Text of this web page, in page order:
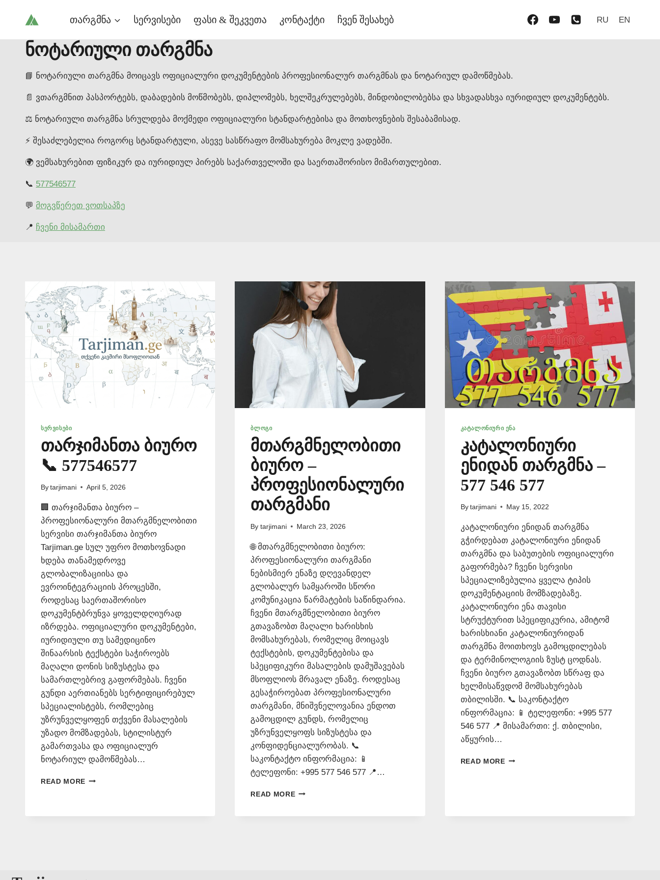
თარგმნა სერვისები ფასი & შეკვეთა კონტაქტი ჩვენ შესახებ RU EN
ნოტარიული თარგმნა
📘 ნოტარიული თარგმნა მოიცავს ოფიციალური დოკუმენტების პროფესიონალურ თარგმნას და ნოტარიულ დამოწმებას.
📄 ვთარგმნით პასპორტებს, დაბადების მოწმობებს, დიპლომებს, ხელშეკრულებებს, მინდობილობებსა და სხვადასხვა იურიდიულ დოკუმენტებს.
⚖️ ნოტარიული თარგმნა სრულდება მოქმედი ოფიციალური სტანდარტებისა და მოთხოვნების შესაბამისად.
⚡ შესაძლებელია როგორც სტანდარტული, ასევე სასწრაფო მომსახურება მოკლე ვადებში.
🌍 ვემსახურებით ფიზიკურ და იურიდიულ პირებს საქართველოში და საერთაშორისო მიმართულებით.
📞 577546577
💬 მოგვწერეთ ვოთსაპზე
📍 ჩვენი მისამართი
ᲡᲔᲠᲕᲘᲡᲔᲑᲘ
თარჯიმანთა ბიურო
📞 577546577
By tarjimani April 5, 2026
🏢 თარჯიმანთა ბიურო –
პროფესიონალური მთარგმნელობითი
სერვისი თარჯიმანთა ბიურო
Tarjiman.ge სულ უფრო მოთხოვნადი
ხდება თანამედროვე
გლობალიზაციისა და
ევროინტეგრაციის პროცესში,
როდესაც საერთაშორისო
დოკუმენტბრუნვა ყოველდღიურად
იზრდება. ოფიციალური დოკუმენტები,
იურიდიული თუ სამედიცინო
შინაარსის ტექსტები საჭიროებს
მაღალი დონის სიზუსტესა და
სამართლებრივ გაფორმებას. ჩვენი
გუნდი აერთიანებს სერტიფიცირებულ
სპეციალისტებს, რომლებიც
უზრუნველყოფენ თქვენი მასალების
უზადო მომზადებას, სტილისტურ
გამართვასა და ოფიციალურ
ნოტარიულ დამოწმებას…
READ MORE ᲗᲐᲠᲯᲘᲛᲐᲜᲗᲐ
ᲑᲚᲝᲒᲘ
მთარგმნელობითი
ბიურო –
პროფესიონალური
თარგმანი
By tarjimani March 23, 2026
🌐 მთარგმნელობითი ბიურო:
პროფესიონალური თარგმანი
ნებისმიერ ენაზე დღევანდელ
გლობალურ სამყაროში სწორი
კომუნიკაცია წარმატების საწინდარია.
ჩვენი მთარგმნელობითი ბიურო
გთავაზობთ მაღალი ხარისხის
მომსახურებას, რომელიც მოიცავს
ტექსტების, დოკუმენტებისა და
სპეციფიკური მასალების დამუშავებას
მსოფლიოს მრავალ ენაზე. როდესაც
გესაჭიროებათ პროფესიონალური
თარგმანი, მნიშვნელოვანია ენდოთ
გამოცდილ გუნდს, რომელიც
უზრუნველყოფს სიზუსტესა და
კონფიდენციალურობას. 📞
საკონტაქტო ინფორმაცია: 📱
ტელეფონი: +995 577 546 577 📍…
READ MOREᲛᲗᲐᲠᲒᲛᲜᲔᲚᲝᲑᲘᲗᲘ
ᲙᲐᲢᲐᲚᲝᲜᲘᲣᲠᲘ ᲔᲜᲐ
კატალონიური
ენიდან თარგმნა –
577 546 577
By tarjimani May 15, 2022
კატალონიური ენიდან თარგმნა
გჭირდებათ კატალონიური ენიდან
თარგმნა და საბუთების ოფიციალური
გაფორმება? ჩვენი სერვისი
სპეციალიზებულია ყველა ტიპის
დოკუმენტაციის მომზადებაზე.
კატალონიური ენა თავისი
სტრუქტურით სპეციფიკურია, ამიტომ
ხარისხიანი კატალონიურიდან
თარგმნა მოითხოვს გამოცდილებას
და ტერმინოლოგიის ზუსტ ცოდნას.
ჩვენი ბიურო გთავაზობთ სწრაფ და
ხელმისაწვდომ მომსახურებას
თბილისში. 📞 საკონტაქტო
ინფორმაცია: 📱 ტელეფონი: +995 577
546 577 📍 მისამართი: ქ. თბილისი,
აწყურის…
READ MOREᲙᲐᲢᲐᲚᲝᲜᲘᲣᲠᲘ